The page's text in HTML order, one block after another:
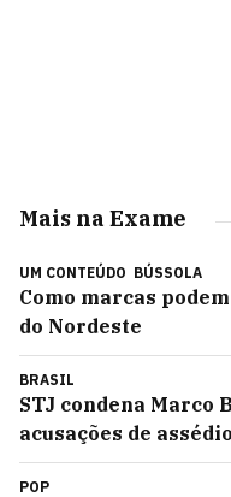
Mais na Exame
UM CONTEÚDO BÚSSOLA
Como marcas
do Nordeste
BRASIL
STJ condena Marco
acusações de
POP